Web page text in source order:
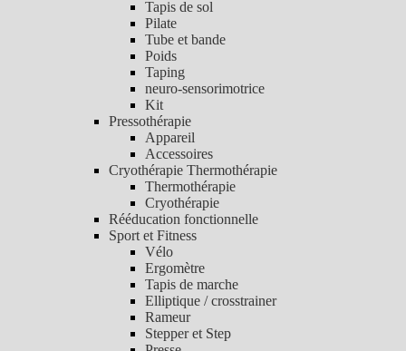
Tapis de sol
Pilate
Tube et bande
Poids
Taping
neuro-sensorimotrice
Kit
Pressothérapie
Appareil
Accessoires
Cryothérapie Thermothérapie
Thermothérapie
Cryothérapie
Rééducation fonctionnelle
Sport et Fitness
Vélo
Ergomètre
Tapis de marche
Elliptique / crosstrainer
Rameur
Stepper et Step